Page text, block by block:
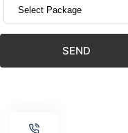
SEND